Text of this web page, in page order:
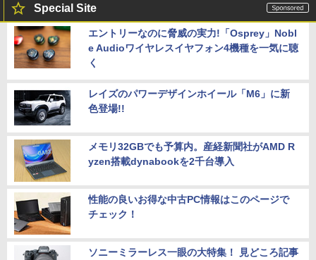
Special Site
エントリーなのに脅威の実力!「Osprey」Nobl
e Audioワイヤレスイヤフォン4機種を一気に聴
く
レイズのパワーデザインホイール「M6」に新
色登場!!
メモリ32GBでも予算内。産経新聞社がAMD R
yzen搭載dynabookを2千台導入
性能の良いお得な中古PC情報はこのページで
チェック！
ソニーミラーレス一眼の大特集！ 見どころ記事